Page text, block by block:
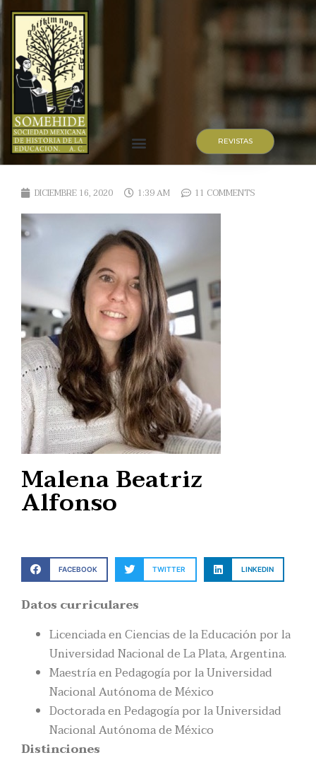
REVISTAS
DICIEMBRE 16, 2020 1:39 AM 11 COMMENTS
Malena Beatriz
Alfonso
FACEBOOK TWITTER LINKEDIN
Datos curriculares
Licenciada en Ciencias de la Educación por la
Universidad Nacional de La Plata, Argentina.
Maestría en Pedagogía por la Universidad
Nacional Autónoma de México
Doctorada en Pedagogía por la Universidad
Nacional Autónoma de México
Distinciones